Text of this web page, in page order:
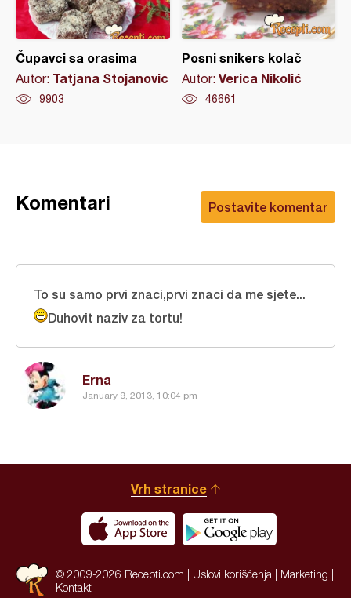
Čupavci sa orasima
Autor: Tatjana Stojanovic
9903
Posni snikers kolač
Autor: Verica Nikolić
46661
Postavite komentar
Komentari
Erna
January 9, 2013, 10:04 pm
To su samo prvi znaci,prvi znaci da me sjete...
Duhovit naziv za tortu!
Vrh stranice
© 2009-2026 Recepti.com | Uslovi korišćenja Marketing
Kontakt